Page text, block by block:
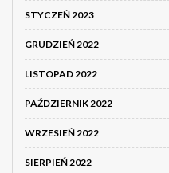
STYCZEŃ 2023
GRUDZIEŃ 2022
LISTOPAD 2022
PAŹDZIERNIK 2022
WRZESIEŃ 2022
SIERPIEŃ 2022